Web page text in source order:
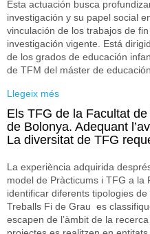
Esta actuación busca
investigación y su papel social
vinculación de los trabajos de
investigación vigente. Está
de los grados de educación
de TFM del máster de
Llegeix més
estudiantes de
universitarias
Els TFG de la Facultat
de Bolonya. Adequant
La diversitat de TFG
La experiència adquirida
model de Pràcticums i TFG a la
identificar diferents tipologies
Treballs Fi de Grau es
escapen de l’àmbit de la